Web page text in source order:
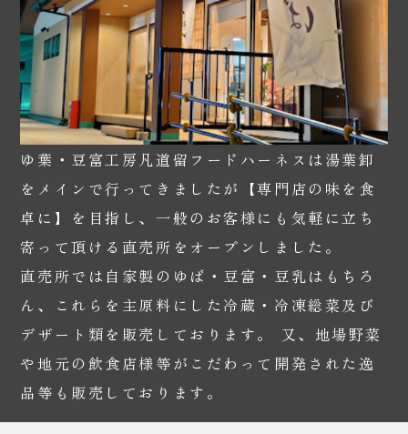
ゆ葉・豆富工房凡道留フードハーネスは湯葉卸
をメインで行ってきましたが【専門店の味を食
卓に】を目指し、一般のお客様にも気軽に立ち
寄って頂ける直売所をオープンしました。
直売所では自家製のゆば・豆富・豆乳はもちろ
ん、これらを主原料にした冷蔵・冷凍総菜及び
デザート類を販売しております。 又、地場野菜
や地元の飲食店様等がこだわって開発された逸
品等も販売しております。